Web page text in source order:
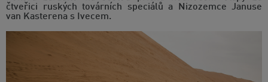
čtveřici ruských továrních speciálů a Nizozemce Januse
van Kasterena s Ivecem.